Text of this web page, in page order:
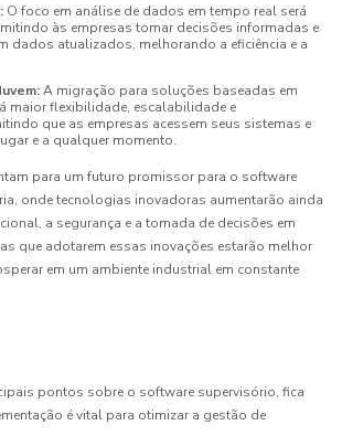
O foco em análise de dados em tempo real será
às empresas tomar decisões informadas e
dados atualizados, melhorando a eficiência e a
A migração para soluções baseadas em
maior flexibilidade, escalabilidade e
que as empresas acessem seus sistemas e
e a qualquer momento.
para um futuro promissor para o software
onde tecnologias inovadoras aumentarão ainda
a segurança e a tomada de decisões em
que adotarem essas inovações estarão melhor
em um ambiente industrial em constante
pontos sobre o software supervisório, fica
é vital para otimizar a gestão de